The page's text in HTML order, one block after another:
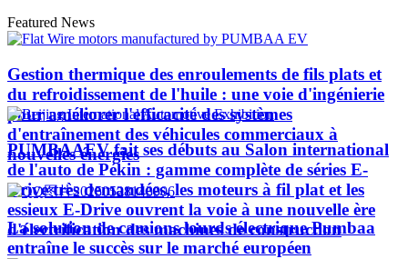
Featured News
Gestion thermique des enroulements de fils plats et
du refroidissement de l'huile : une voie d'ingénierie
pour améliorer l'efficacité des systèmes
d'entraînement des véhicules commerciaux à
nouvelles énergies
PUMBAAEV fait ses débuts au Salon international
de l'auto de Pékin : gamme complète de séries E-
Drive très demandées, les moteurs à fil plat et les
essieux E-Drive ouvrent la voie à une nouvelle ère
d'électrification des machines de construction
La solution de camions lourds électrique Pumbaa
entraîne le succès sur le marché européen